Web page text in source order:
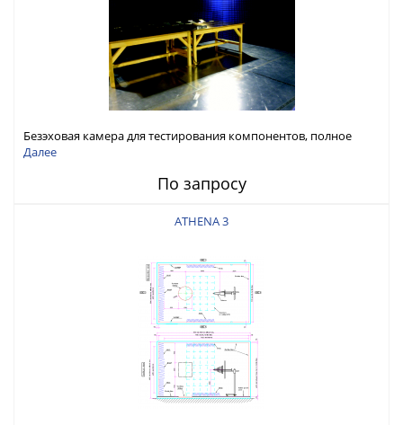
Безэховая камера для тестирования компонентов, полное
соотв. ГОСТ Р 51318.25/ГОСТ 32140
Далее
По запросу
ATHENA 3